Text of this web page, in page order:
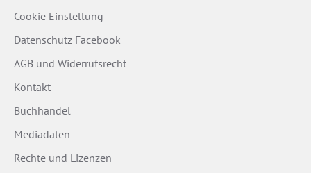
Cookie Einstellung
Datenschutz Facebook
AGB und Widerrufsrecht
Kontakt
Buchhandel
Mediadaten
Rechte und Lizenzen